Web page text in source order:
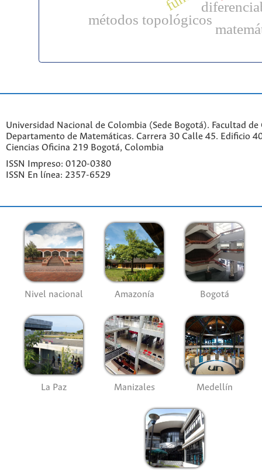
métodos topológicos
Universidad Nacional de Colombia (Sede Bogotá). Facultad de
Departamento de Matemáticas. Carrera 30 Calle 45. Edificio
Ciencias Oficina 219 Bogotá, Colombia
ISSN Impreso: 0120-0380
ISSN En línea: 2357-6529
Nivel nacional Amazonía Bogotá
La Paz Manizales Medellín